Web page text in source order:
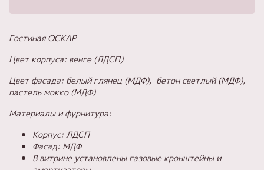
Гостиная ОСКАР
Цвет корпуса: венге (ЛДСП)
Цвет фасада: белый глянец (МДФ), бетон светлый (МДФ),
пастель мокко (МДФ)
Материалы и фурнитура:
Корпус: ЛДСП
Фасад: МДФ
В витрине установлены газовые кронштейны и